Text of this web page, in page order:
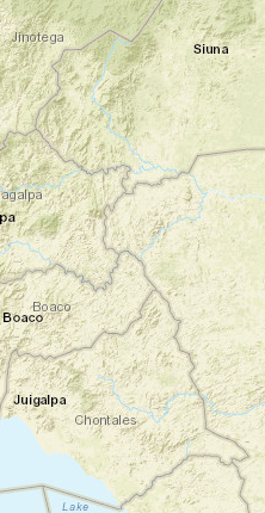
Plus tard, vous
National Volcan
randonnée sur le
delave. Finalement,
arrêt aux sources
le dîner est inclus
Nuit en lodge
Jour 4
Traversée du lac
Fortuna de
Monteverde
La traversée en
vue spectaculaire
en minibus vers les
noyées dans le
radical de décor :